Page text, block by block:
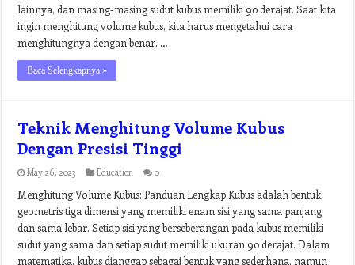
lainnya, dan masing-masing sudut kubus memiliki 90 derajat. Saat kita
ingin menghitung volume kubus, kita harus mengetahui cara
menghitungnya dengan benar. …
Baca Selengkapnya »
Teknik Menghitung Volume Kubus
Dengan Presisi Tinggi
May 26, 2023 Education 0
Menghitung Volume Kubus: Panduan Lengkap Kubus adalah bentuk
geometris tiga dimensi yang memiliki enam sisi yang sama panjang
dan sama lebar. Setiap sisi yang berseberangan pada kubus memiliki
sudut yang sama dan setiap sudut memiliki ukuran 90 derajat. Dalam
matematika, kubus dianggap sebagai bentuk yang sederhana, namun